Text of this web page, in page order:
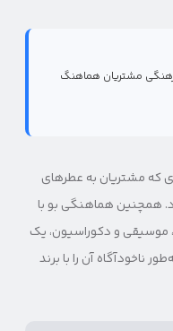
نوستالژی
مشتریان هماهنگ
که مشتریان به عطرهای
همچنین هماهنگی بو با
موسیقی و دکوراسیون، یک
آن را با برند